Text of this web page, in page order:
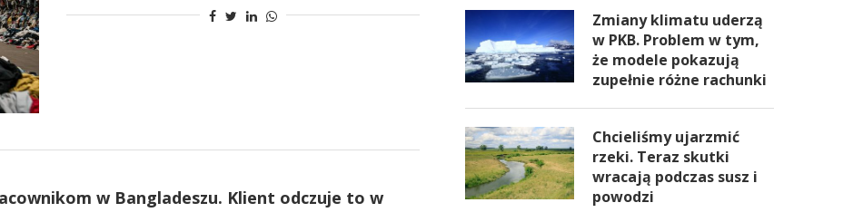
w Bangladeszu. Klient odczuje to w
Zmiany klimatu uderzą
w PKB. Problem w tym,
że modele pokazują
zupełnie różne rachunki
Chcieliśmy ujarzmić
rzeki. Teraz skutki
wracają podczas susz i
powodzi